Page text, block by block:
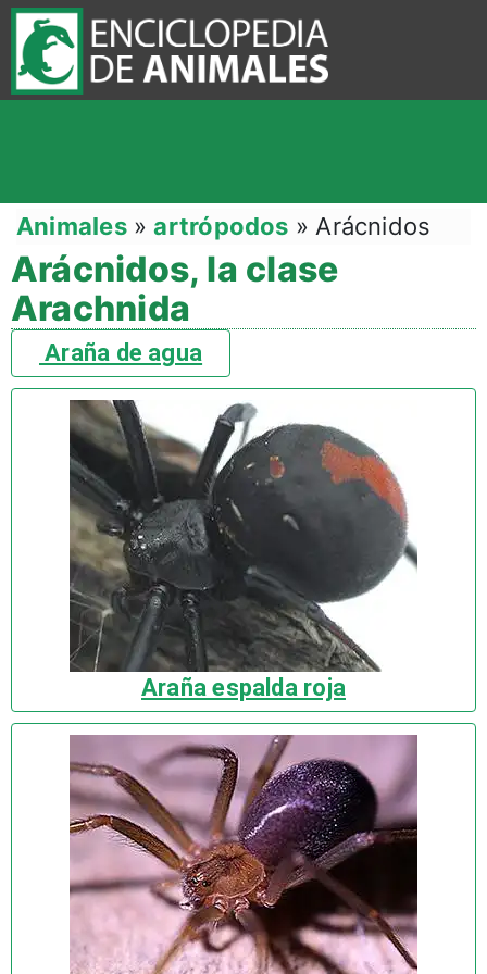
Animales»artrópodos » Arácnidos
Arácnidos, la clase
Arachnida
Araña de agua
Araña espalda roja